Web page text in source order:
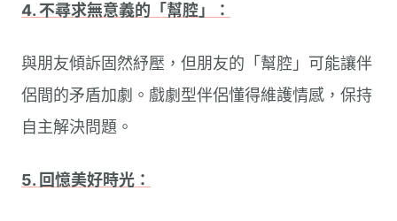
4. 不尋求無意義的「幫腔」：
與朋友傾訴固然紓壓，但朋友的「幫腔」可能讓伴
侶間的矛盾加劇。戲劇型伴侶懂得維護情感，保持
自主解決問題。
5. 回憶美好時光：